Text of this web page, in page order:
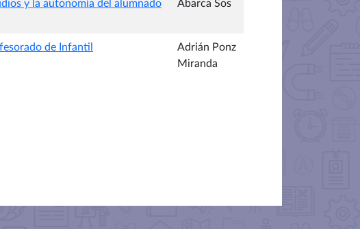
y la autonomía del alumnado
Abarca Sos
de Infantil
Adrián Ponz
Miranda